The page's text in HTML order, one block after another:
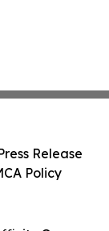
Release
Policy